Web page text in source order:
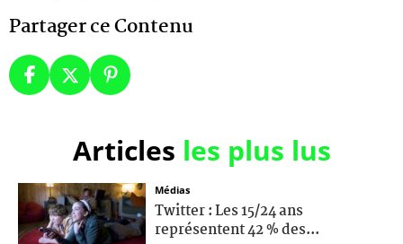
Partager ce Contenu
Articles les plus lus
Médias
Twitter : Les 15/24 ans
représentent 42 % des...